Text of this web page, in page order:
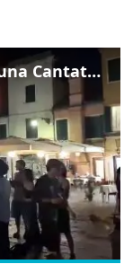
Venezia omaggia Guccini con una Cantata Anarchica in campo Santa Margherita